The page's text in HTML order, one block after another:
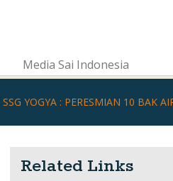
Media Sai Indonesia
SSG YOGYA : PERESMIAN 10 BAK
Related Links